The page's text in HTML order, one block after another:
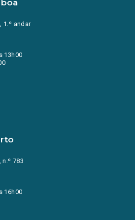
1.º andar
13h00
n.º 783
16h00